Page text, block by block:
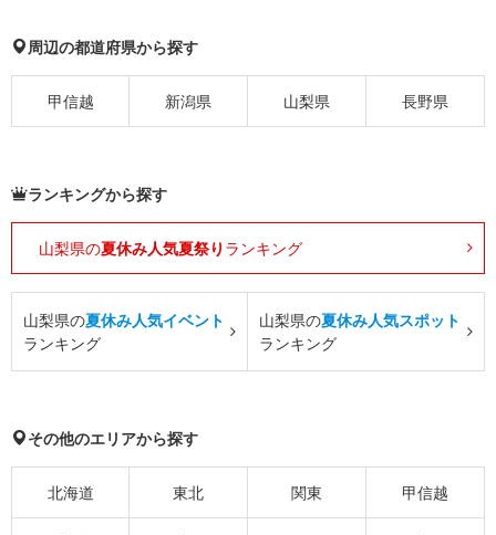
周辺の都道府県から探す
甲信越 新潟県 山梨県 長野県
ランキングから探す
山梨県の夏休み人気夏祭り ランキング
山梨県の夏休み人気イベント
ランキング
山梨県の夏休み人気スポット
ランキング
その他のエリアから探す
北海道 東北 関東 甲信越